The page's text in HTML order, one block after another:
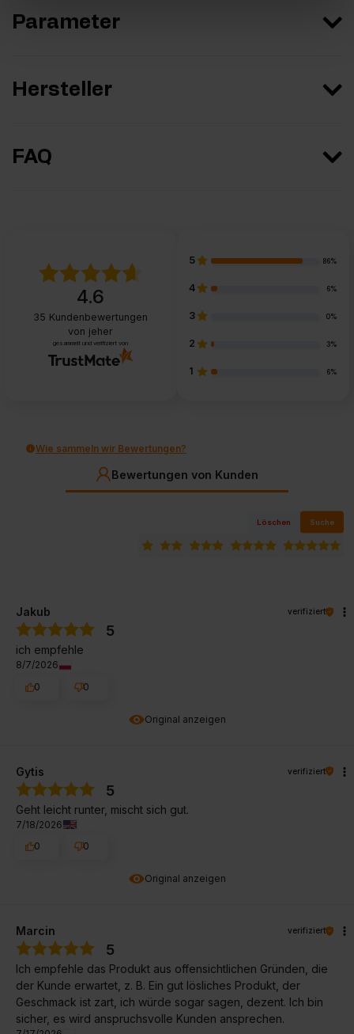
Parameter
Hersteller
FAQ
4.6
35 Kundenbewertungen
von jeher
gesammelt und verifiziert von
5 86%
4 6%
3 0%
2 3%
1 6%
Wie sammeln wir Bewertungen?
Bewertungen von Kunden
Löschen Suche
Original anzeigen
Jakub verifiziert
5
ich empfehle
8/7/2026
0
0
Original anzeigen
Gytis verifiziert
5
Geht leicht runter, mischt sich gut.
7/18/2026
0
0
Marcin verifiziert
5
Ich empfehle das Produkt aus offensichtlichen Gründen, die
der Kunde erwartet, z. B. Ein gut lösliches Produkt, der
Geschmack ist zart, ich würde sogar sagen, dezent. Ich bin
sicher, es wird anspruchsvolle Kunden ansprechen.